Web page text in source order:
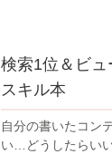
検索1位＆ビ
スキル本
自分の書いたコン
い…どうしたらい